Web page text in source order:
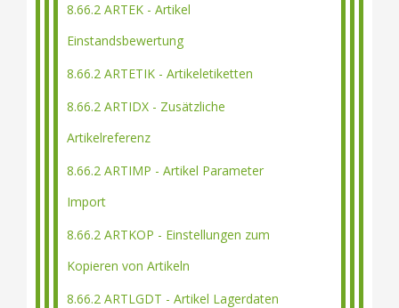
8.66.2 ARTEK - Artikel
Einstandsbewertung
8.66.2 ARTETIK - Artikeletiketten
8.66.2 ARTIDX - Zusätzliche
Artikelreferenz
8.66.2 ARTIMP - Artikel Parameter
Import
8.66.2 ARTKOP - Einstellungen zum
Kopieren von Artikeln
8.66.2 ARTLGDT - Artikel Lagerdaten